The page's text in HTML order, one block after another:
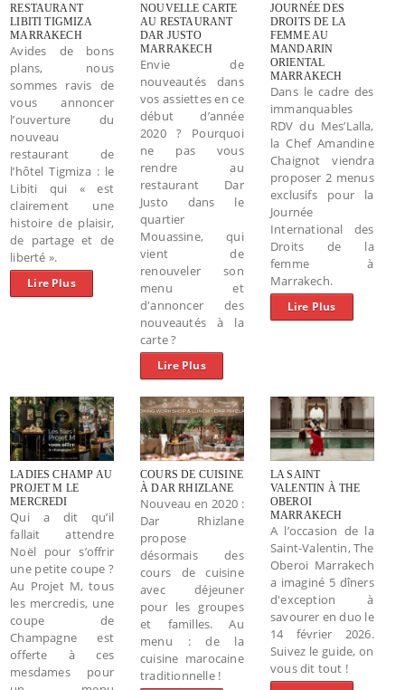
RESTAURANT
LIBITI TIGMIZA
MARRAKECH
Avides de bons
plans, nous
sommes ravis de
vous annoncer
l’ouverture du
nouveau
restaurant de
l’hôtel Tigmiza : le
Libiti qui « est
clairement une
histoire de plaisir,
de partage et de
liberté ».
Lire Plus
NOUVELLE CARTE
AU RESTAURANT
DAR JUSTO
MARRAKECH
Envie de
nouveautés dans
vos assiettes en ce
début d’année
2020 ? Pourquoi
ne pas vous
rendre au
restaurant Dar
Justo dans le
quartier
Mouassine, qui
vient de
renouveler son
menu et
d'annoncer des
nouveautés à la
carte ?
Lire Plus
JOURNÉE DES
DROITS DE LA
FEMME AU
MANDARIN
ORIENTAL
MARRAKECH
Dans le cadre des
immanquables
RDV du Mes’Lalla,
la Chef Amandine
Chaignot viendra
proposer 2 menus
exclusifs pour la
Journée
International des
Droits de la
femme à
Marrakech.
Lire Plus
LADIES CHAMP AU
PROJET M LE
MERCREDI
Qui a dit qu’il
fallait attendre
Noël pour s’offrir
une petite coupe ?
Au Projet M, tous
les mercredis, une
coupe de
Champagne est
offerte à ces
mesdames pour
COURS DE CUISINE
À DAR RHIZLANE
Nouveau en 2020 :
Dar Rhizlane
propose
désormais des
cours de cuisine
avec déjeuner
pour les groupes
et familles. Au
menu : de la
cuisine marocaine
traditionnelle !
LA SAINT
VALENTIN À THE
OBEROI
MARRAKECH
A l’occasion de la
Saint-Valentin, The
Oberoi Marrakech
a imaginé 5 dîners
d'exception à
savourer en duo le
14 février 2026.
Suivez le guide, on
vous dit tout !